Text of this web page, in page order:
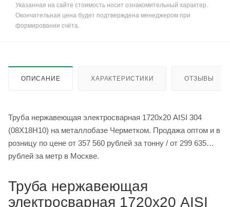
Указанная на сайте стоимость носит ознакомительный характер.
Окончательная цена будет подтверждена менеджером при
формировании счёта.
ОПИСАНИЕ ХАРАКТЕРИСТИКИ ОТЗЫВЫ
Труба нержавеющая электросварная 1720х20 AISI 304
(08Х18Н10) на металлобазе Черметком. Продажа оптом и в
розницу по цене от 357 560 рублей за тонну / от 299 635
рублей за метр в Москве.
Труба нержавеющая
электросварная 1720х20 AISI